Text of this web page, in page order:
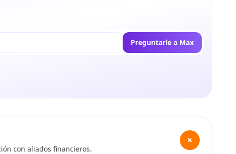
Preguntarle a Max
con aliados financieros.
+